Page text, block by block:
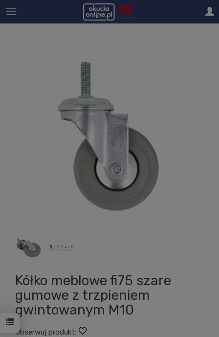
Kółko meblowe fi75 szare
gumowe z trzpieniem
gwintowanym M10
Obserwuj produkt: